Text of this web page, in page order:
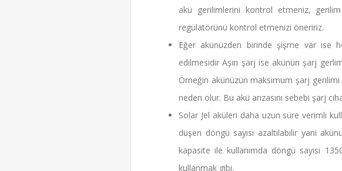
akü gerilimlerini kontrol etmeniz,
regülatörünü kontrol etmenizi öneririz.
Eğer akünüzden birinde şişme var ise
edilmesidir Aşırı şarj ise akünün şarj
Örneğin akünüzün maksimum şarj gerilimi
neden olur. Bu akü arızasını sebebi şarj
Solar Jel aküleri daha uzun süre verimli
düşen döngü sayısı azaltılabilir yani
kapasite ile kullanımda döngü sayısı
kullanmak gibi.